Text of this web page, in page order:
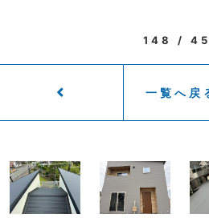
148 /
一覧へ戻